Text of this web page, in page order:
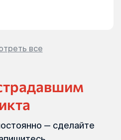
все
— сделайте